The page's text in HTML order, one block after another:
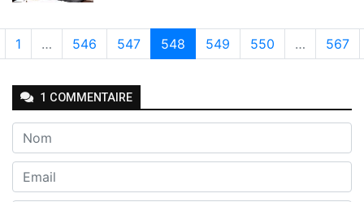
1 … 546 547 548 549 550 … 567
1 COMMENTAIRE